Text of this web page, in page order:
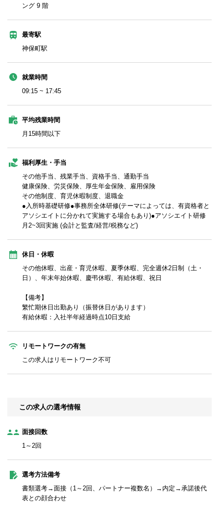
ング 9 階
最寄駅
神保町駅
就業時間
09:15 ~ 17:45
平均残業時間
月15時間以下
福利厚生・手当
その他手当、残業手当、資格手当、通勤手当
健康保険、労災保険、厚生年金保険、雇用保険
その他制度、育児休暇制度、退職金
●入所時基礎研修●事務所全体研修(テーマによっては、有資格者と
アソシエイトに分かれて実施する場合もあり)●アソシエイト研修
月2~3回実施 (会計と監査/経営/税務など)
休日・休暇
その他休暇、出産・育児休暇、夏季休暇、完全週休2日制（土・
日）、年末年始休暇、慶弔休暇、有給休暇、祝日
【備考】
繁忙期休日出勤あり（振替休日があります）
有給休暇：入社半年経過時点10日支給
リモートワークの有無
この求人はリモートワーク不可
この求人の選考情報
面接回数
1～2回
選考方法備考
書類選考→面接（1～2回、パートナー複数名）→内定→承諾後代
表との顔合わせ